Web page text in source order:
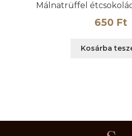
Málnatrüffel
650 Ft
Kosárba